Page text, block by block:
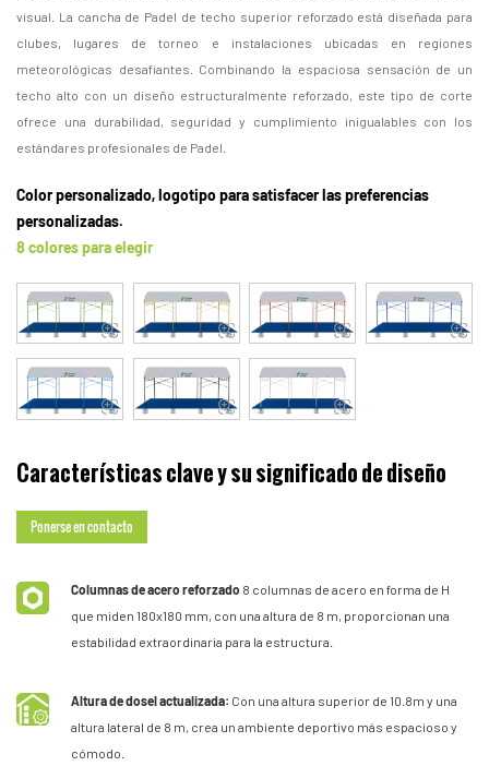
visual. La cancha de Padel de techo superior reforzado está diseñada para
clubes, lugares de torneo e instalaciones ubicadas en regiones
meteorológicas desafiantes. Combinando la espaciosa sensación de un
techo alto con un diseño estructuralmente reforzado, este tipo de corte
ofrece una durabilidad, seguridad y cumplimiento inigualables con los
estándares profesionales de Padel.
Color personalizado, logotipo para satisfacer las preferencias
personalizadas.
8 colores para elegir
Características clave y su significado de diseño
Ponerse en contacto
Columnas de acero reforzado 8 columnas de acero en forma de H
que miden 180x180 mm, con una altura de 8 m, proporcionan una
estabilidad extraordinaria para la estructura.
Altura de dosel actualizada: Con una altura superior de 10.8m y una
altura lateral de 8 m, crea un ambiente deportivo más espacioso y
cómodo.